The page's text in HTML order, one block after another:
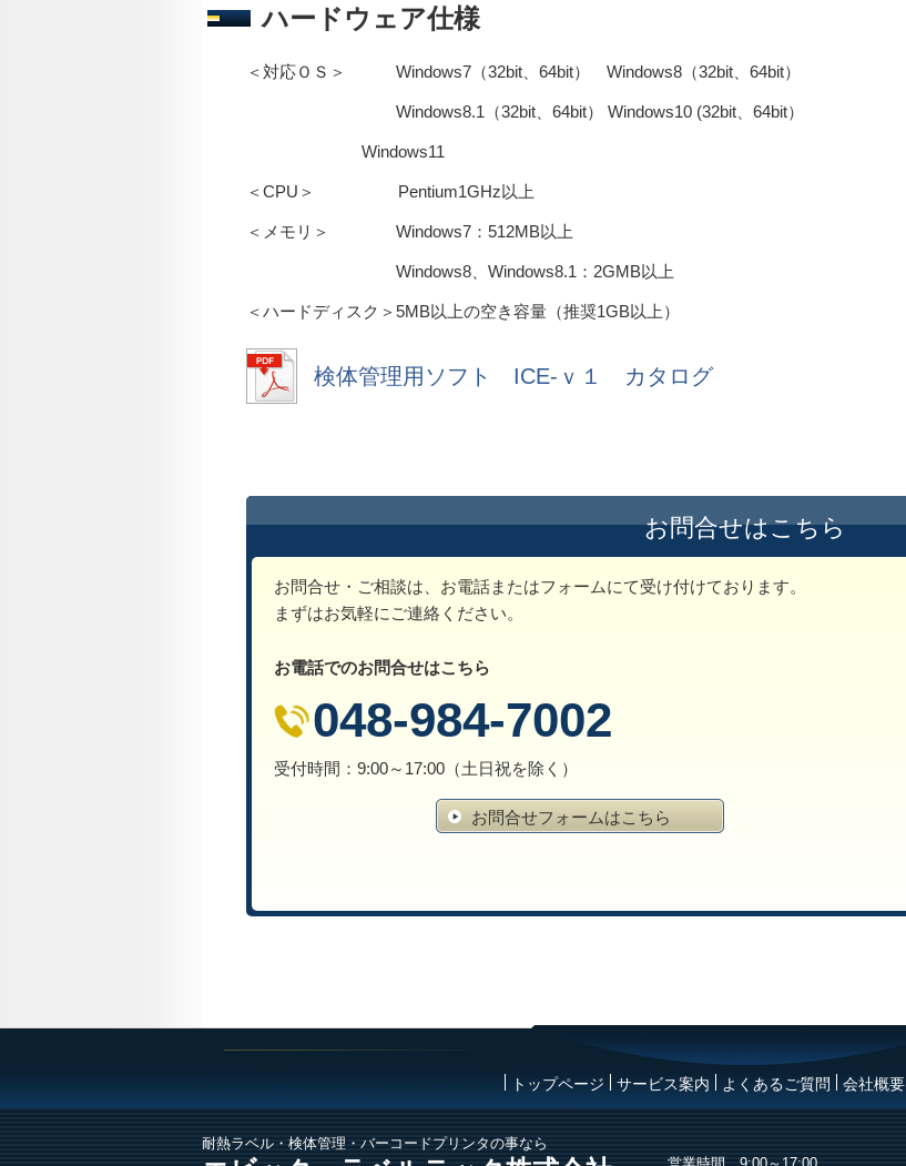
ハードウェア仕様
＜対応ＯＳ＞ Windows7（32bit、64bit） Windows8（32bit、64bit）
Windows8.1（32bit、64bit） Windows10 (32bit、64bit）
Windows11
＜CPU＞ Pentium1GHz以上
＜メモリ＞ Windows7：512MB以上
Windows8、Windows8.1：2GMB以上
＜ハードディスク＞5MB以上の空き容量（推奨1GB以上）
検体管理用ソフト ICE-ｖ１ カタログ
お問合せはこちら
お問合せ・ご相談は、お電話またはフォームにて受け付けております。
まずはお気軽にご連絡ください。
お電話でのお問合せはこちら
048-984-7002
受付時間：9:00～17:00（土日祝を除く）
お問合せフォームはこちら
トップページ サービス案内 よくあるご質問 会社概要
耐熱ラベル・検体管理・バーコードプリンタの事なら